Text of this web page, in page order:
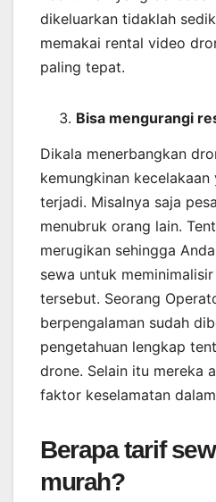
dikeluarkan tidaklah
memakai rental video
paling tepat.
Bisa mengurangi
Dikala menerbangkan
kemungkinan
terjadi. Misalnya saja
menubruk orang lain.
merugikan sehingga
sewa untuk
tersebut. Seorang
berpengalaman sudah
pengetahuan lengkap
drone. Selain itu mereka
faktor keselamatan
Berapa tarif
murah?